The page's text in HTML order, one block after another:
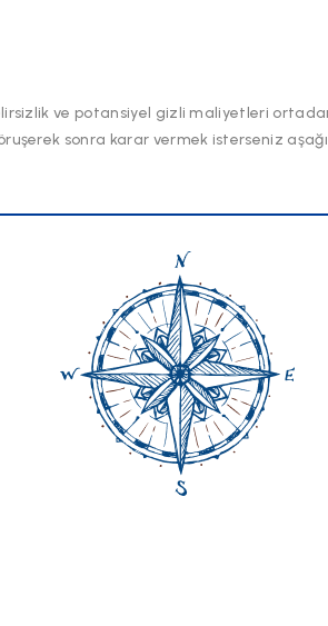
ve potansiyel gizli maliyetleri
sonra karar vermek isterseniz